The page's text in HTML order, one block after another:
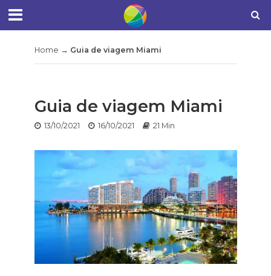
Home → Guia de viagem Miami
Guia de viagem Miami
13/10/2021 16/10/2021 21 Min